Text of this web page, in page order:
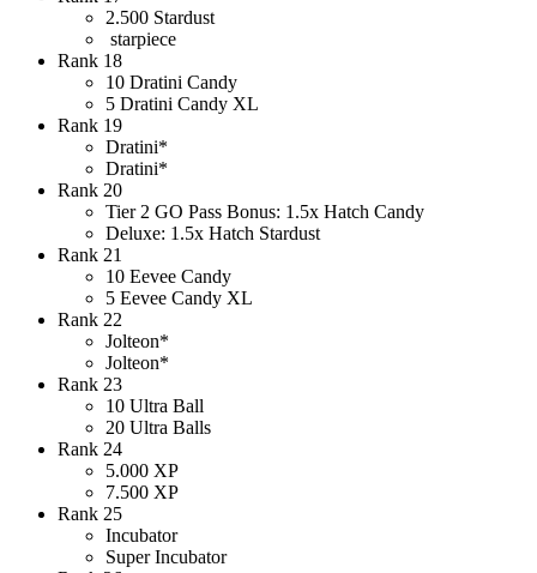
2.500 Stardust
starpiece
Rank 18
10 Dratini Candy
5 Dratini Candy XL
Rank 19
Dratini*
Dratini*
Rank 20
Tier 2 GO Pass Bonus: 1.5x Hatch Candy
Deluxe: 1.5x Hatch Stardust
Rank 21
10 Eevee Candy
5 Eevee Candy XL
Rank 22
Jolteon*
Jolteon*
Rank 23
10 Ultra Ball
20 Ultra Balls
Rank 24
5.000 XP
7.500 XP
Rank 25
Incubator
Super Incubator